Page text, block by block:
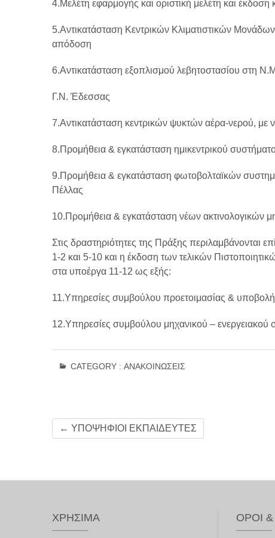
4.Μελέτη εφαρμογής και οριστική μελέτη και
5.Αντικατάσταση Κεντρικών Κλιματιστικών
απόδοση
6.Αντικατάσταση εξοπλισμού λεβητοστασίου στη
Γ.Ν. Έδεσσας
7.Αντικατάσταση κεντρικών ψυκτών αέρα-νερού,
8.Προμήθεια & εγκατάσταση ημικεντρικού
9.Προμήθεια & εγκατάσταση φωτοβολταϊκών
Πέλλας
10.Προμήθεια & εγκατάσταση νέων ακτινολογικών
Στις δραστηριότητες της Πράξης περιλαμβάνονται
1-2 και 5-10 και η έκδοση των τελικών
στα υποέργα 11-12 ως εξής:
11.Υπηρεσίες συμβούλου προετοιμασίας &
12.Υπηρεσίες συμβούλου μηχανικού –
CATEGORY : ΑΝΑΚΟΙΝΏΣΕΙΣ
← ΥΠΟΨΗΦΙΟΙ ΕΚΠΑΙΔΕΥΤΕΣ
ΧΡΉΣΙΜΑ ΌΡΟΙ